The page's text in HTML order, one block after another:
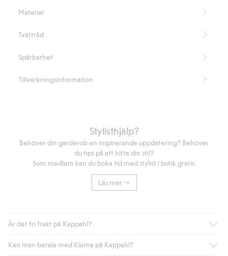
Material
Tvättråd
Spårbarhet
Tillverkningsinformation
Stylisthjälp?
Behöver din garderob en inspirerande uppdatering? Behöver
du tips på att hitta din stil?
Som medlem kan du boka tid med stylist i butik gratis.
Läs mer
Är det fri frakt på Kappahl?
Är du medlem i Kappahl Club har du alltid gratis frakt till butik
Kan man betala med Klarna på Kappahl?